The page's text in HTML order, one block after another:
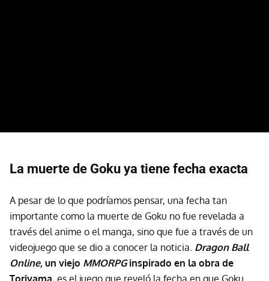
La muerte de Goku ya tiene fecha exacta
A pesar de lo que podríamos pensar, una fecha tan
importante como la muerte de Goku no fue revelada a
través del anime o el manga, sino que fue a través de un
videojuego que se dio a conocer la noticia. Dragon Ball
Online, un viejo MMORPGinspirado en la obra de